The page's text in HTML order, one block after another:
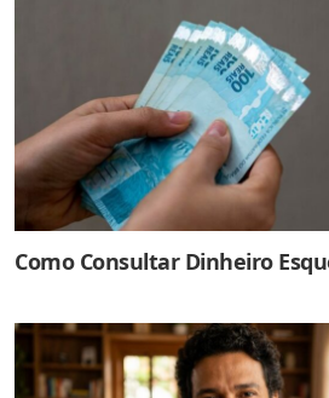
Como Consultar Dinheiro